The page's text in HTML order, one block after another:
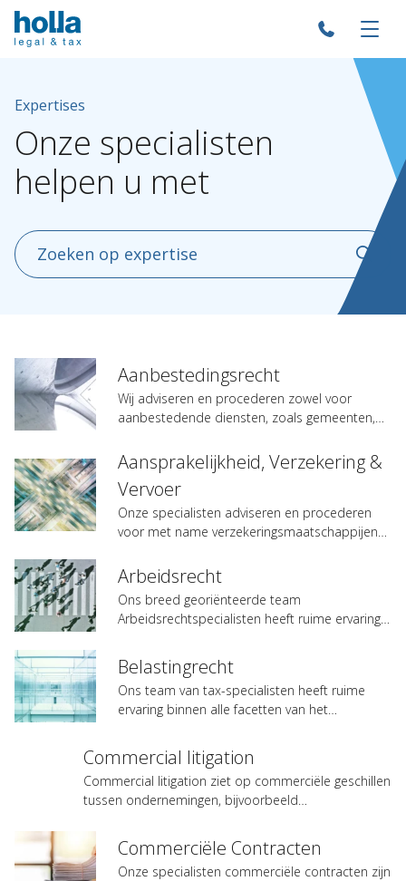
Over Holla
Onze mensen
Topics
Internationaal
NL EN DE FR
Expertises
Onze specialisten
helpen u met
Aanbestedingsrecht
Wij adviseren en procederen zowel voor
aanbestedende diensten, zoals gemeenten,
Aansprakelijkheid, Verzekering &
Vervoer
Onze specialisten adviseren en procederen
voor met name verzekeringsmaatschappijen
Arbeidsrecht
Ons breed georiënteerde team
Arbeidsrechtspecialisten heeft ruime ervaring
Belastingrecht
Ons team van tax-specialisten heeft ruime
ervaring binnen alle facetten van het
Commercial litigation
Commercial litigation ziet op commerciële geschillen
tussen ondernemingen, bijvoorbeeld…
Commerciële Contracten
Onze specialisten commerciële contracten zijn